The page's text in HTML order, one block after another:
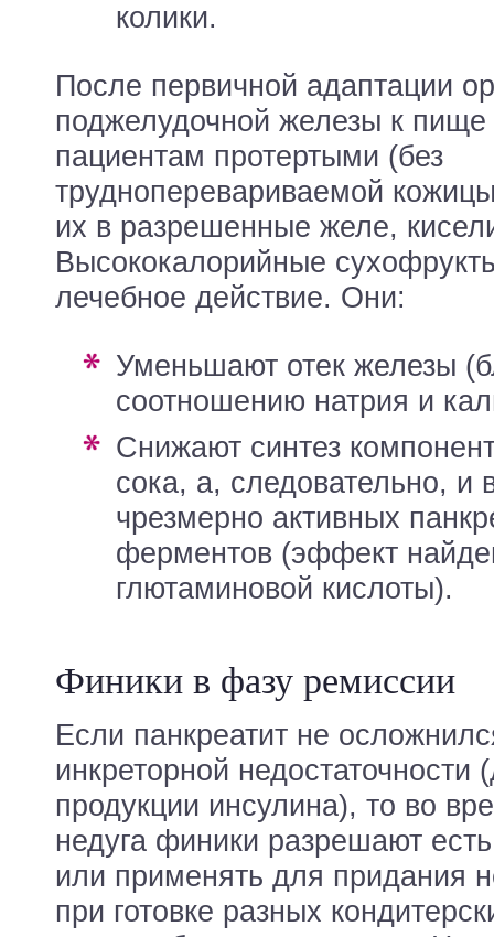
колики.
После первичной адаптации
поджелудочной железы к
пациентам протертыми (без
трудноперевариваемой
их в разрешенные желе,
Высококалорийные
лечебное действие. Они:
уменьшают отек железы (благодаря
соотношению натрия и
снижают синтез компонентов желудочного
сока, а, следовательно, и
чрезмерно активных
ферментов (эффект
глютаминовой кислоты).
Финики в фазу ремиссии
Если панкреатит не
инкреторной
продукции инсулина), то во
недуга финики разрешают
или применять для придания
при готовке разных